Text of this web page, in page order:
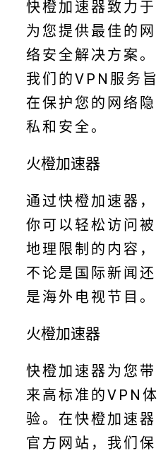
快橙加速器致力于
为您提供最佳的网
络安全解决方案。
我们的VPN服务旨
在保护您的网络隐
私和安全。
火橙加速器
通过快橙加速器，
你可以轻松访问被
地理限制的内容，
不论是国际新闻还
是海外电视节目。
火橙加速器
快橙加速器为您带
来高标准的VPN体
验。在快橙加速器
官方网站，我们保